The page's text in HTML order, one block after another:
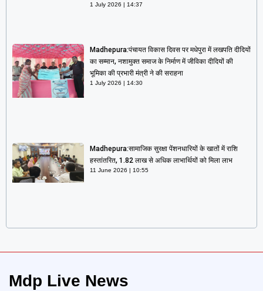
1 July 2026 14:37
Madhepura:पंचायत विकास दिवस पर मधेपुरा में लखपति दीदियों
का सम्मान, नशामुक्त समाज के निर्माण में जीविका दीदियों की
भूमिका की प्रभारी मंत्री ने की सराहना
1 July 2026 14:30
Madhepura:सामाजिक सुरक्षा पेंशनधारियों के खातों में राशि
हस्तांतरित, 1.82 लाख से अधिक लाभार्थियों को मिला लाभ
11 June 2026 10:55
Mdp Live News